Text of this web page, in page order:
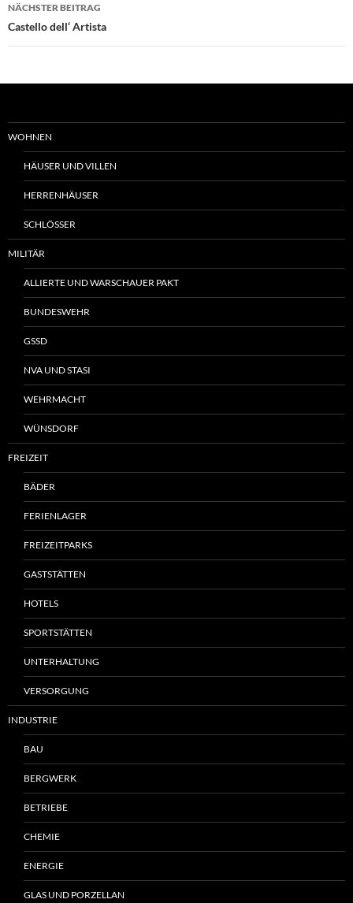
NÄCHSTER BEITRAG
Castello dell‘ Artista
WOHNEN
HÄUSER UND VILLEN
HERRENHÄUSER
SCHLÖSSER
MILITÄR
ALLIERTE UND WARSCHAUER PAKT
BUNDESWEHR
GSSD
NVA UND STASI
WEHRMACHT
WÜNSDORF
FREIZEIT
BÄDER
FERIENLAGER
FREIZEITPARKS
GASTSTÄTTEN
HOTELS
SPORTSTÄTTEN
UNTERHALTUNG
VERSORGUNG
INDUSTRIE
BAU
BERGWERK
BETRIEBE
CHEMIE
ENERGIE
GLAS UND PORZELLAN